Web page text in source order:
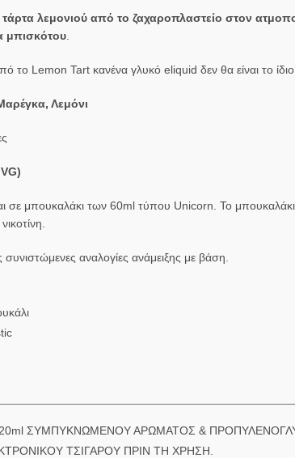
λεμονιού από το ζαχαροπλαστείο στον
μπισκότου
το Lemon Tart κανένα γλυκό eliquid δεν θα είναι το
Λεμόνι
μπουκαλάκι των 60ml τύπου Unicorn. Το
αναλογίες ανάμειξης με βάση.
20ml ΣΥΜΠΥΚΝΩΜΕΝΟΥ ΑΡΩΜΑΤΟΣ &
ΤΣΙΓΑΡΟΥ ΠΡΙΝ ΤΗ ΧΡΗΣΗ.